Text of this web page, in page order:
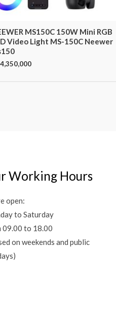
MS150C 150W Mini RGB
Video Light MS-150C Neewer
4,350,000
Working Hours
open:
to Saturday
09.00 to 18.00
on weekends and public